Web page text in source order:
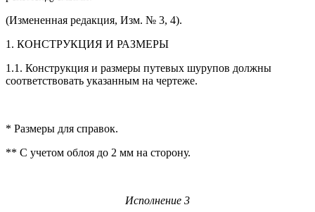
(Измененная редакция, Изм. № 3, 4).
1. КОНСТРУКЦИЯ И РАЗМЕРЫ
1.1. Конструкция и размеры путевых шурупов должны
соответствовать указанным на чертеже.
* Размеры для справок.
** С учетом облоя до 2 мм на сторону.
Исполнение 3